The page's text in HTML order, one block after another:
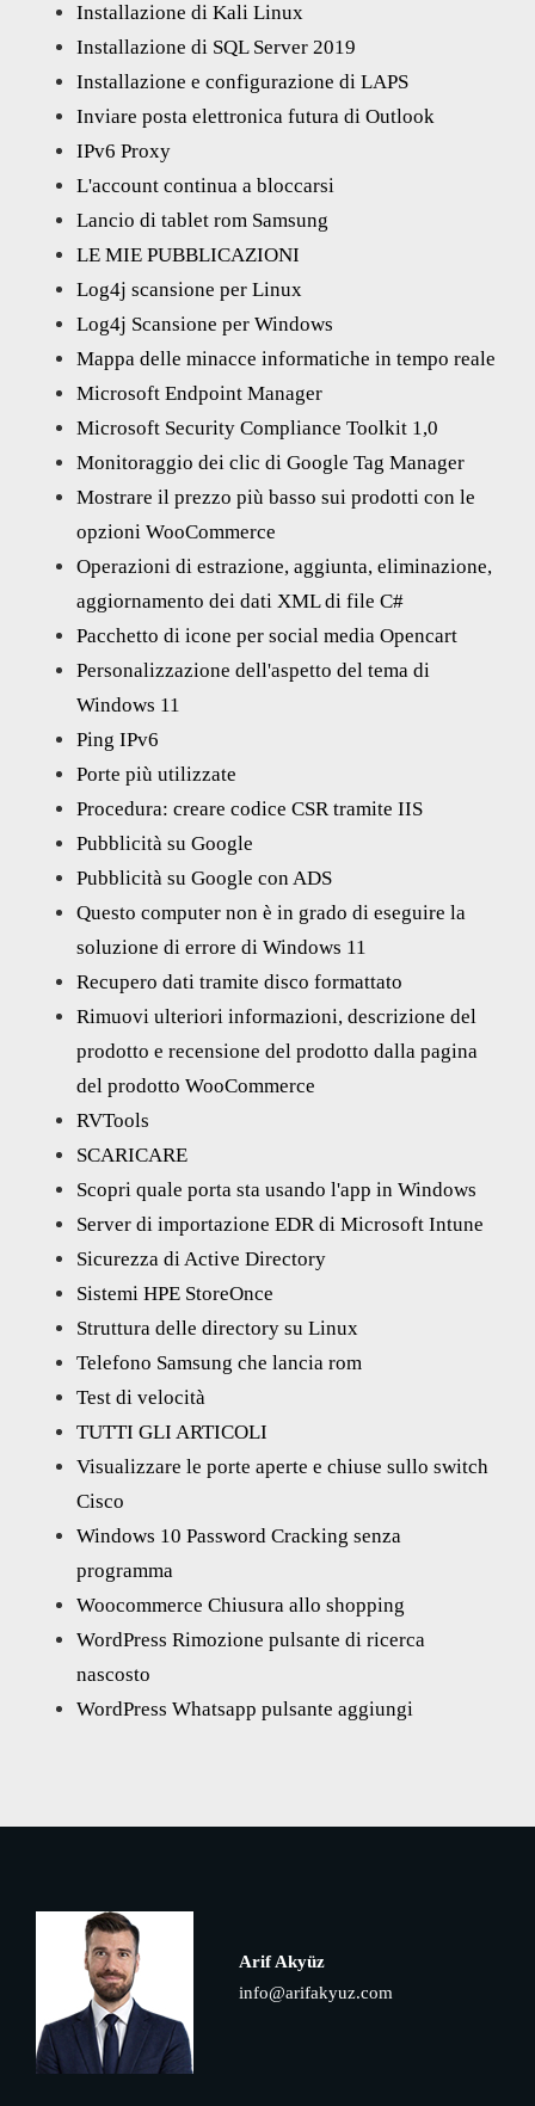
Installazione di Kali Linux
Installazione di SQL Server 2019
Installazione e configurazione di LAPS
Inviare posta elettronica futura di Outlook
IPv6 Proxy
L'account continua a bloccarsi
Lancio di tablet rom Samsung
LE MIE PUBBLICAZIONI
Log4j scansione per Linux
Log4j Scansione per Windows
Mappa delle minacce informatiche in tempo reale
Microsoft Endpoint Manager
Microsoft Security Compliance Toolkit 1,0
Monitoraggio dei clic di Google Tag Manager
Mostrare il prezzo più basso sui prodotti con le
opzioni WooCommerce
Operazioni di estrazione, aggiunta, eliminazione,
aggiornamento dei dati XML di file C#
Pacchetto di icone per social media Opencart
Personalizzazione dell'aspetto del tema di
Windows 11
Ping IPv6
Porte più utilizzate
Procedura: creare codice CSR tramite IIS
Pubblicità su Google
Pubblicità su Google con ADS
Questo computer non è in grado di eseguire la
soluzione di errore di Windows 11
Recupero dati tramite disco formattato
Rimuovi ulteriori informazioni, descrizione del
prodotto e recensione del prodotto dalla pagina
del prodotto WooCommerce
RVTools
SCARICARE
Scopri quale porta sta usando l'app in Windows
Server di importazione EDR di Microsoft Intune
Sicurezza di Active Directory
Sistemi HPE StoreOnce
Struttura delle directory su Linux
Telefono Samsung che lancia rom
Test di velocità
TUTTI GLI ARTICOLI
Visualizzare le porte aperte e chiuse sullo switch
Cisco
Windows 10 Password Cracking senza
programma
Woocommerce Chiusura allo shopping
WordPress Rimozione pulsante di ricerca
nascosto
WordPress Whatsapp pulsante aggiungi
Arif Akyüz
info@arifakyuz.com